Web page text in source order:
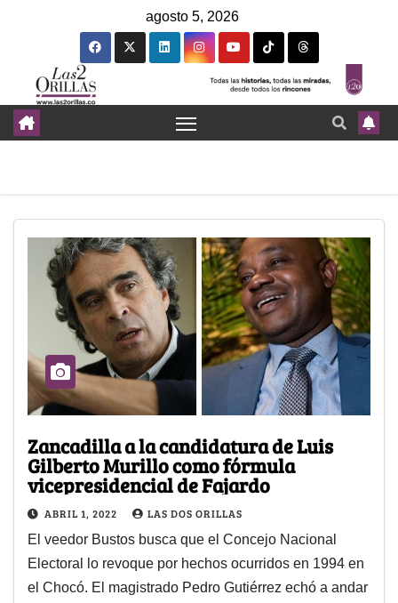
agosto 5, 2026
Zancadilla a la candidatura de Luis
Gilberto Murillo como fórmula
vicepresidencial de Fajardo
ABRIL 1, 2022 LAS DOS ORILLAS
El veedor Bustos busca que el Concejo Nacional
Electoral lo revoque por hechos ocurridos en 1994 en
el Chocó. El magistrado Pedro Gutiérrez echó a andar